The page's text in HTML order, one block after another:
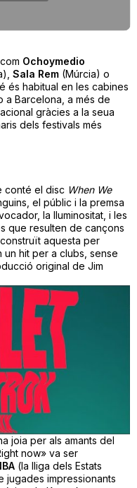
Ochoymedio
Sala Rem(Múrcia) o
és habitual en les cabines
a Barcelona, a més de
gràcies a la seua
dels festivals més
conté el disc When We
el públic i la premsa
la lluminositat, i les
que resulten de cançons
aquesta per
hit per a clubs, sense
original de Jim
joia per als amants del
now» va ser
(la lliga dels Estats
jugades impressionants